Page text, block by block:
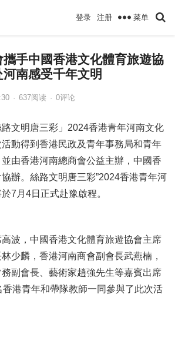
登录 注册 菜单
手中國香港文化體育旅遊協
南感受千年文明
· 637阅读 · 0评论
文明唐三彩」2024香港青年河南文化
動得到香港民政及青年事務局和青年
由香港河南總商會公益主辦，中國香
辦。絲路文明唐三彩”2024香港青年河
7月4日正式赴豫啟程。
波，中國香港文化體育旅遊協會主席
少麟，香港河南商會副會長武燕楠，
副會長、藝術家趙強先生等嘉賓出席
港青年和帶隊教師一同參與了此次活